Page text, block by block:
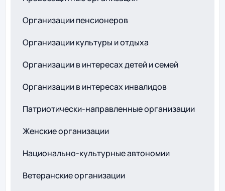
Организации пенсионеров
Организации культуры и отдыха
Организации в интересах детей и семей
Организации в интересах инвалидов
Патриотически-направленные организации
Женские организации
Национально-культурные автономии
Ветеранские организации